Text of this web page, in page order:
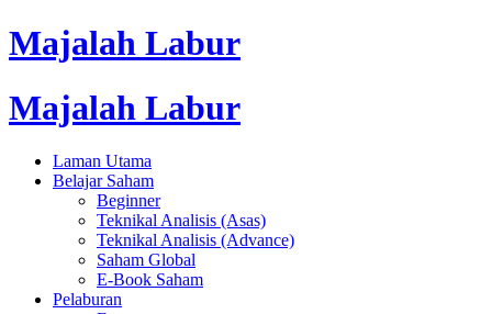
Majalah Labur
Majalah Labur
Laman Utama
Belajar Saham
Beginner
Teknikal Analisis (Asas)
Teknikal Analisis (Advance)
Saham Global
E-Book Saham
Pelaburan